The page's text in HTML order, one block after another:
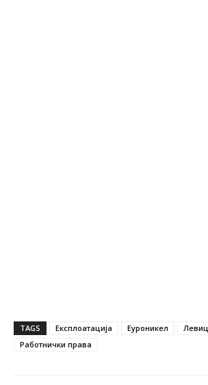
TAGS Експлоатација Еуроникел
Работнички права